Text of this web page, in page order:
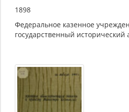
1898
Федеральное казенное
государственный исторический